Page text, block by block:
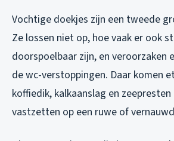
Vochtige doekjes zijn een tweede
Ze lossen niet op, hoe vaak er ook
doorspoelbaar zijn, en veroorzaken
de wc-verstoppingen. Daar komen
koffiedik, kalkaanslag en zeepresten
vastzetten op een ruwe of